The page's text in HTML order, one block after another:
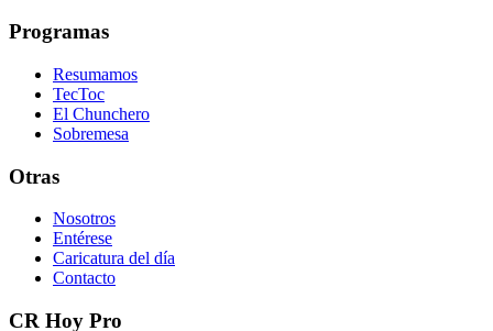
Programas
Resumamos
TecToc
El Chunchero
Sobremesa
Otras
Nosotros
Entérese
Caricatura del día
Contacto
CR Hoy Pro